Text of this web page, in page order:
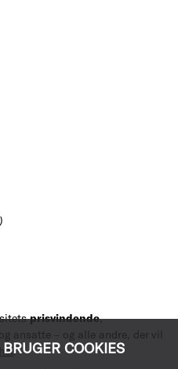
COOKIES
prisvindende,
ansatte – og alle andre, der vil
.